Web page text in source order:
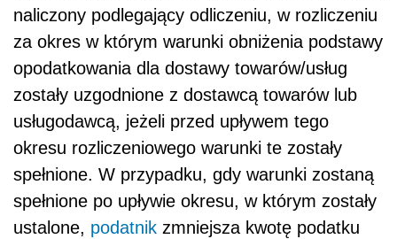
naliczony podlegający odliczeniu, w rozliczeniu
za okres w którym warunki obniżenia podstawy
opodatkowania dla dostawy towarów/usług
zostały uzgodnione z dostawcą towarów lub
usługodawcą, jeżeli przed upływem tego
okresu rozliczeniowego warunki te zostały
spełnione. W przypadku, gdy warunki zostaną
spełnione po upływie okresu, w którym zostały
ustalone, podatnik zmniejsza kwotę podatku